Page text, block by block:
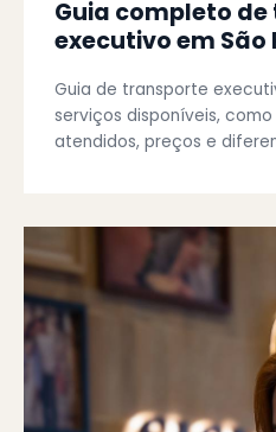
Guia completo
executivo em São
Guia de transporte
serviços disponíveis,
atendidos, preços e